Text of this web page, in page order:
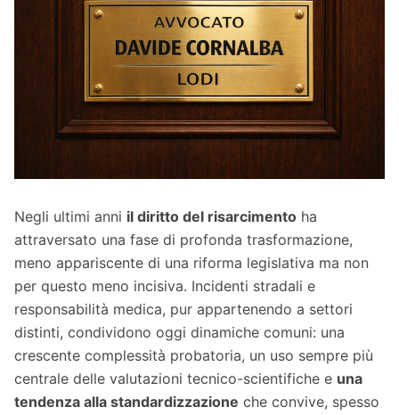
Negli ultimi anni il diritto del risarcimento ha
attraversato una fase di profonda trasformazione,
meno appariscente di una riforma legislativa ma non
per questo meno incisiva. Incidenti stradali e
responsabilità medica, pur appartenendo a settori
distinti, condividono oggi dinamiche comuni: una
crescente complessità probatoria, un uso sempre più
centrale delle valutazioni tecnico-scientifiche e una
tendenza alla standardizzazione che convive, spesso